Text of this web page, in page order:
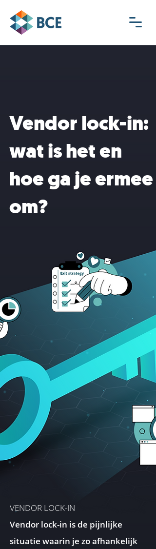
Vendor lock-in:
wat is het en
hoe ga je ermee
om?
VENDOR LOCK-IN
Vendor lock-in is de pijnlijke
situatie waarin je zo afhankelijk